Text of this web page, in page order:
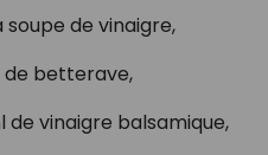
soupe de vinaigre,
de betterave,
de vinaigre balsamique,